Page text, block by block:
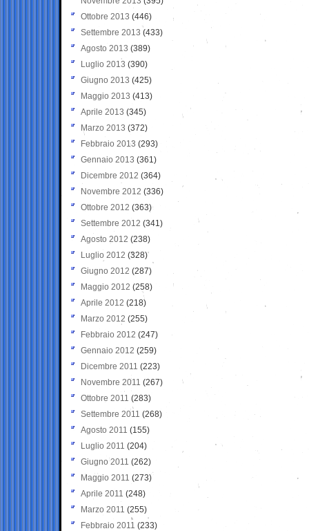
Ottobre 2013 (446)
Settembre 2013 (433)
Agosto 2013 (389)
Luglio 2013 (390)
Giugno 2013 (425)
Maggio 2013 (413)
Aprile 2013 (345)
Marzo 2013 (372)
Febbraio 2013 (293)
Gennaio 2013 (361)
Dicembre 2012 (364)
Novembre 2012 (336)
Ottobre 2012 (363)
Settembre 2012 (341)
Agosto 2012 (238)
Luglio 2012 (328)
Giugno 2012 (287)
Maggio 2012 (258)
Aprile 2012 (218)
Marzo 2012 (255)
Febbraio 2012 (247)
Gennaio 2012 (259)
Dicembre 2011 (223)
Novembre 2011 (267)
Ottobre 2011 (283)
Settembre 2011 (268)
Agosto 2011 (155)
Luglio 2011 (204)
Giugno 2011 (262)
Maggio 2011 (273)
Aprile 2011 (248)
Marzo 2011 (255)
Febbraio 2011 (233)